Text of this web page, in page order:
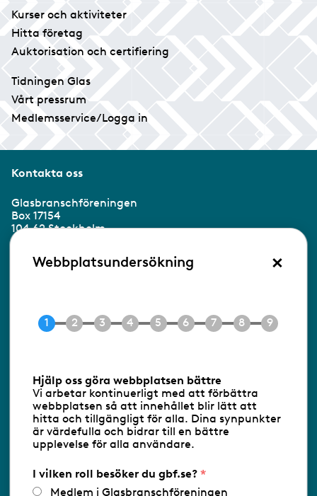
Kurser och aktiviteter
Hitta företag
Auktorisation och certifiering
Tidningen Glas
Vårt pressrum
Medlemsservice/Logga in
Kontakta oss
Glasbranschföreningen
Box 17154
104 62 Stockholm
Besöksadress:
Ringvägen 100
E-post info@gbf.se
Följ oss via RSS
Databasens namn:www.gbf.se-
Glasbranschföreningen AB - Ansvarig
utgivare: Sofia Wahlgren
Webbplatsundersökning ×
Hjälp oss göra webbplatsen bättre
Vi arbetar kontinuerligt med att förbättra
webbplatsen så att innehållet blir lätt att
hitta och tillgängligt för alla. Dina synpunkter
är värdefulla och bidrar till en bättre
upplevelse för alla användare.
I vilken roll besöker du gbf.se?
Medlem i Glasbranschföreningen